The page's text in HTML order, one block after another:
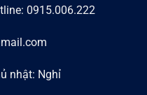
0915.006.222
nhật: Nghỉ